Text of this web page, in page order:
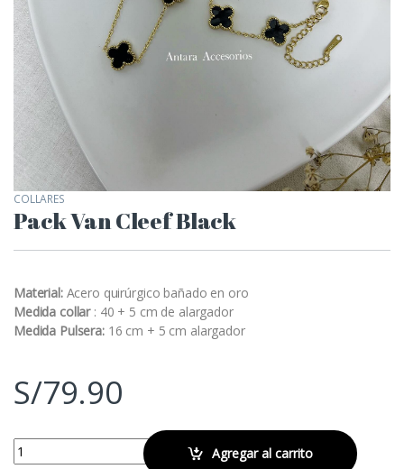
COLLARES
Pack Van Cleef Black
Material:Acero quirúrgico bañado en oro
Medida collar: 40 + 5 cm de alargador
Medida Pulsera:16 cm + 5 cm alargador
S/79.90
Pack Van Cleef Black quantity Agregar al carrito